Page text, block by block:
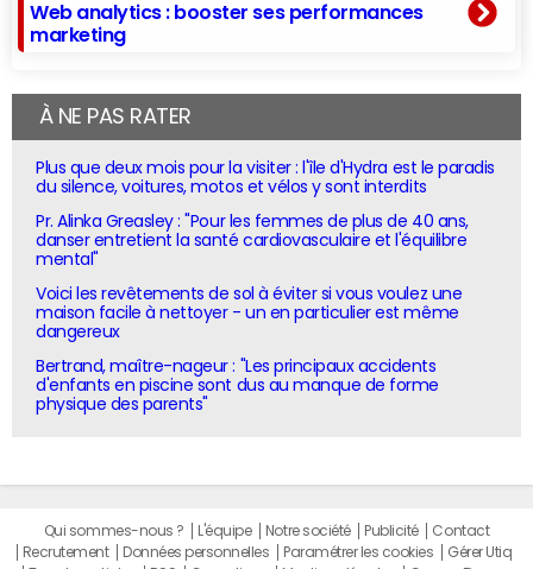
Web analytics : booster ses performances
marketing
À NE PAS RATER
Plus que deux mois pour la visiter : l'île d'Hydra est le paradis
du silence, voitures, motos et vélos y sont interdits
Pr. Alinka Greasley : "Pour les femmes de plus de 40 ans,
danser entretient la santé cardiovasculaire et l'équilibre
mental"
Voici les revêtements de sol à éviter si vous voulez une
maison facile à nettoyer - un en particulier est même
dangereux
Bertrand, maître-nageur : "Les principaux accidents
d'enfants en piscine sont dus au manque de forme
physique des parents"
Qui sommes-nous ? L'équipe Notre société Publicité
Contact
Recrutement
Données personnelles Paramétrer les cookies
Gérer Utiq